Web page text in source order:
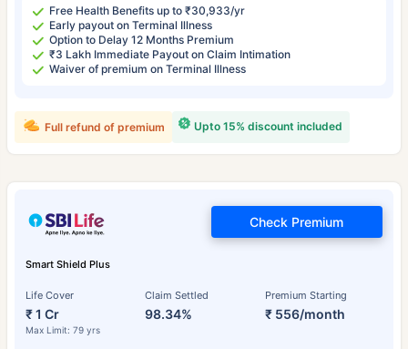
Free Health Benefits up to ₹30,933/yr
Early payout on Terminal Illness
Option to Delay 12 Months Premium
₹3 Lakh Immediate Payout on Claim Intimation
Waiver of premium on Terminal Illness
Upto 15% discount included
Full refund of premium
Smart Shield Plus
Life Cover
₹ 1 Cr
Max Limit: 79 yrs
Claim Settled
98.34%
Premium Starting
₹ 556/month
Check Premium